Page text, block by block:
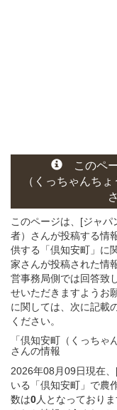
このペ
（くっちゃんちょ
このページは、[ジャ
者）さんが投稿する情
供する「倶知安町」に
家さんが投稿された情
営事務局側では回答致
せいただきますようお
に関しては、次に記載
ください。
「倶知安町（くっちゃ
さんの情報
2026年08月09日現在
いる「倶知安町」で農
数は0人となっており